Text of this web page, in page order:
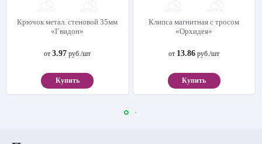
Крючок метал. стеновой 35мм
«Гвидон»
от3.97 руб./шт
Купить
Клипса магнитная с тросом
«Орхидея»
от 13.86 руб./шт
Купить